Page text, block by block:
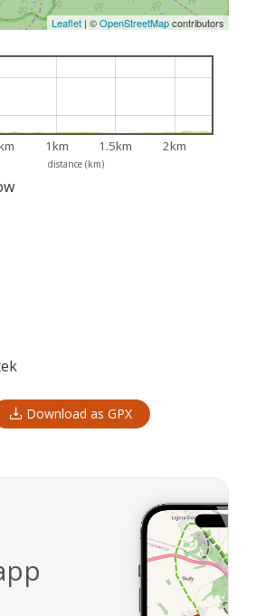
Leaflet | ©OpenStreetMapcontributors
distance (km)
1km 1.5km 2km
Download as GPX